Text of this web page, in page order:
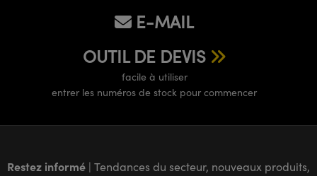
E-MAIL
OUTIL DE DEVIS
facile à utiliser
entrer les numéros de stock pour commencer
Restez informé | Tendances du secteur, nouveaux produits,